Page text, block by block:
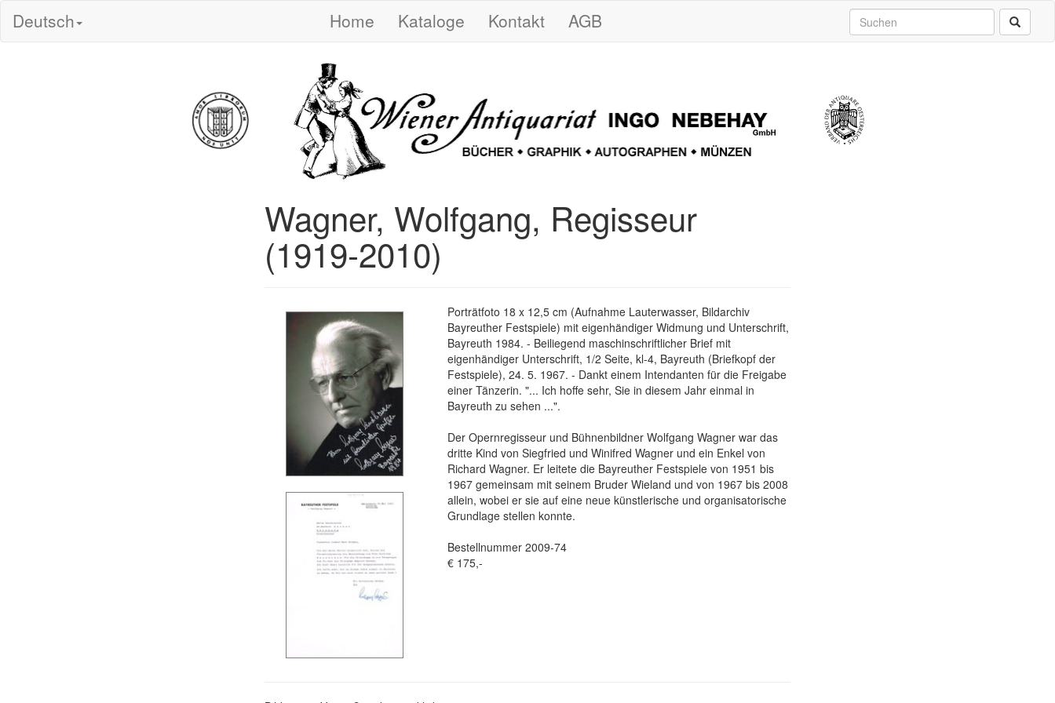
Deutsch Home Kataloge Kontakt AGB
Wagner, Wolfgang, Regisseur
(1919-2010)
Porträtfoto 18 x 12,5 cm (Aufnahme Lauterwasser, Bildarchiv
Bayreuther Festspiele) mit eigenhändiger Widmung und Unterschrift,
Bayreuth 1984. - Beiliegend maschinschriftlicher Brief mit
eigenhändiger Unterschrift, 1/2 Seite, kl-4, Bayreuth (Briefkopf der
Festspiele), 24. 5. 1967. - Dankt einem Intendanten für die Freigabe
einer Tänzerin. "... Ich hoffe sehr, Sie in diesem Jahr einmal in
Bayreuth zu sehen ...".
Der Opernregisseur und Bühnenbildner Wolfgang Wagner war das
dritte Kind von Siegfried und Winifred Wagner und ein Enkel von
Richard Wagner. Er leitete die Bayreuther Festspiele von 1951 bis
1967 gemeinsam mit seinem Bruder Wieland und von 1967 bis 2008
allein, wobei er sie auf eine neue künstlerische und organisatorische
Grundlage stellen konnte.
Bestellnummer 2009-74
€ 175,-